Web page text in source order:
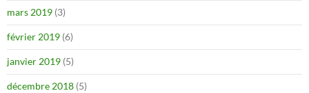
mars 2019 (3)
février 2019 (6)
janvier 2019 (5)
décembre 2018 (5)